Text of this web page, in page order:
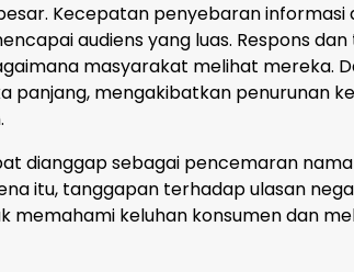
Kecepatan penyebaran informasi
audiens yang luas. Respons
masyarakat melihat mereka.
mengakibatkan penurunan
dianggap sebagai pencemaran
itu, tanggapan terhadap ulasan
keluhan konsumen dan